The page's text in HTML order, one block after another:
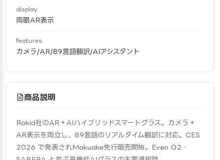
display
両眼AR表示
features
カメラ/AR/89言語翻訳/AIアシスタント
商品説明
Rokid社のAR＋AIハイブリッドスマートグラス。カメラ＋
AR表示を両立し、89言語のリアルタイム翻訳に対応。CES
2026 で発表されMakuake先行販売開始。Even G2・